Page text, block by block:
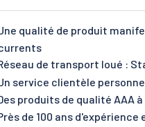
qualité de produit
de transport loué :
service clientèle
produits de qualité AAA
de 100 ans